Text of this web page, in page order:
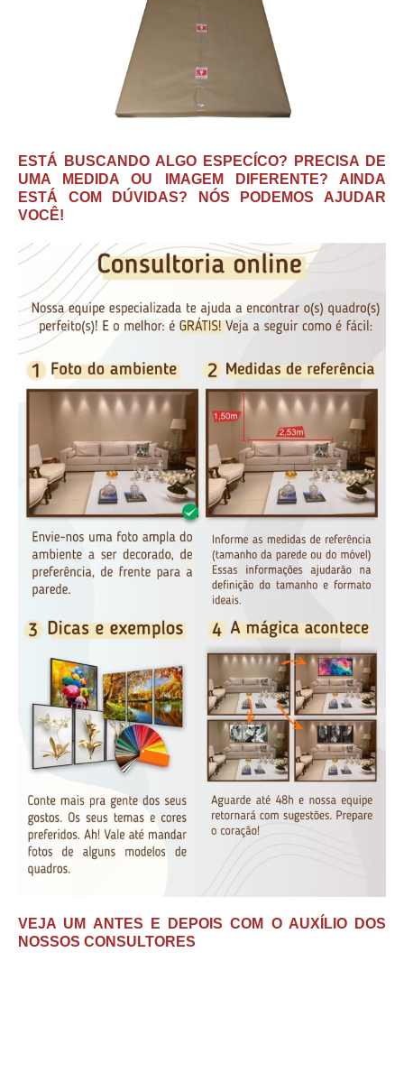
ESTÁ BUSCANDO ALGO ESPECÍCO? PRECISA DE
UMA MEDIDA OU IMAGEM DIFERENTE? AINDA
ESTÁ COM DÚVIDAS? NÓS PODEMOS AJUDAR
VOCÊ!
VEJA UM ANTES E DEPOIS COM O AUXÍLIO DOS
NOSSOS CONSULTORES